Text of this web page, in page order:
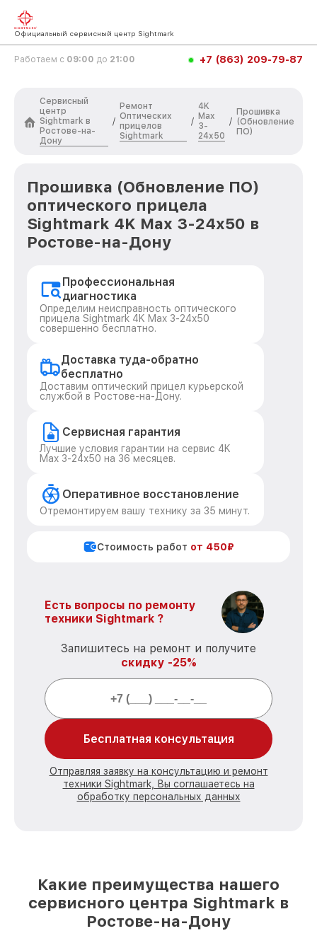
Официальный сервисный центр Sightmark
Работаем с 09:00 до 21:00 +7 (863) 209-79-87
Сервисный
центр
Sightmark в
Ростове-на-
Дону
/
Ремонт
Оптических
прицелов
Sightmark
/
4K
Max
3-
24x50
/
Прошивка
(Обновление
ПО)
Прошивка (Обновление ПО)
оптического прицела
Sightmark 4K Max 3-24x50 в
Ростове-на-Дону
Профессиональная
диагностика
Определим неисправность оптического
прицела Sightmark 4K Max 3-24x50
совершенно бесплатно.
Доставка туда-обратно
бесплатно
Доставим оптический прицел курьерской
службой в Ростове-на-Дону.
Сервисная гарантия
Лучшие условия гарантии на сервис 4K
Max 3-24x50 на 36 месяцев.
Оперативное восстановление
Отремонтируем вашу технику за 35 минут.
Стоимость работ от 450₽
Есть вопросы по ремонту
техники Sightmark ?
Запишитесь на ремонт и получите
скидку -25%
Бесплатная консультация
Отправляя заявку на консультацию и ремонт
техники Sightmark, Вы соглашаетесь на
обработку персональных данных
Какие преимущества нашего
сервисного центра Sightmark в
Ростове-на-Дону